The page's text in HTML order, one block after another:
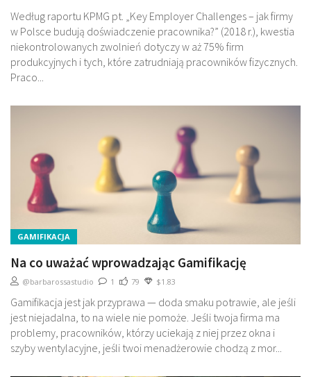
Według raportu KPMG pt. „Key Employer Challenges – jak firmy
w Polsce budują doświadczenie pracownika?” (2018 r.), kwestia
niekontrolowanych zwolnień dotyczy w aż 75% firm
produkcyjnych i tych, które zatrudniają pracowników fizycznych.
Praco...
GAMIFIKACJA
Na co uważać wprowadzając Gamifikację
@barbarossastudio 1 79 $1.83
Gamifikacja jest jak przyprawa — doda smaku potrawie, ale jeśli
jest niejadalna, to na wiele nie pomoże. Jeśli twoja firma ma
problemy, pracowników, którzy uciekają z niej przez okna i
szyby wentylacyjne, jeśli twoi menadżerowie chodzą z mor...